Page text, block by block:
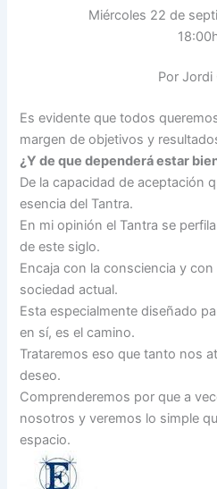
Miércoles 22 de
Por Jordi
Es evidente que todos
margen de objetivos y
¿Y de que dependerá estar
De la capacidad de aceptación
esencia del Tantra.
En mi opinión el Tantra se
de este siglo.
Encaja con la consciencia y
sociedad actual.
Esta especialmente diseñado
en sí, es el camino.
Trataremos eso que tanto nos
deseo.
Comprenderemos por que a
nosotros y veremos lo simple
espacio.